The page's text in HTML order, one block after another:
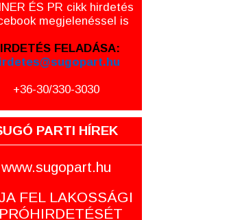
ÉS PR cikk hirdetés
megjelenéssel is
FELADÁSA:
+36-30/330-3030
PARTI HÍREK
www.sugopart.hu
FEL LAKOSSÁGI